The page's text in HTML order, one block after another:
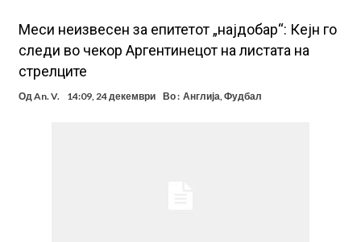
Меси неизвесен за епитетот „најдобар“: Кејн го
следи во чекор Аргентинецот на листата на
стрелците
Од An. V. 14:09, 24 декември Во : Англија Фудбал